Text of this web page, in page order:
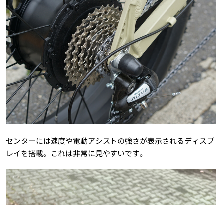
センターには速度や電動アシストの強さが表示されるディスプ
レイを搭載。これは非常に見やすいです。